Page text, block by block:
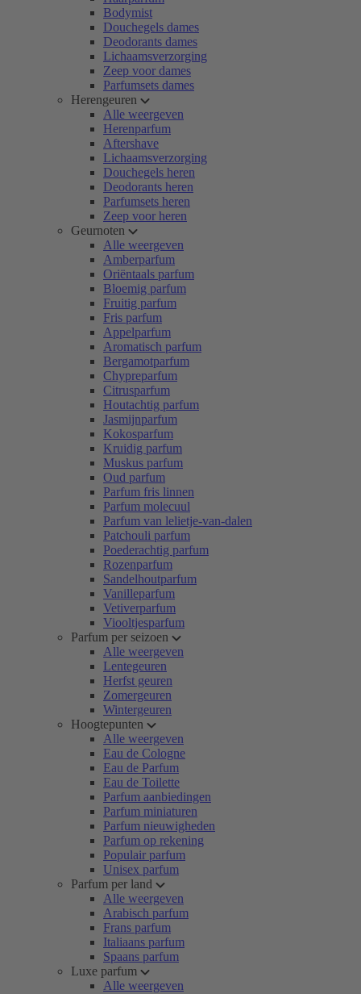
Bodymist
Douchegels dames
Deodorants dames
Lichaamsverzorging
Zeep voor dames
Parfumsets dames
Herengeuren
Alle weergeven
Herenparfum
Aftershave
Lichaamsverzorging
Douchegels heren
Deodorants heren
Parfumsets heren
Zeep voor heren
Geurnoten
Alle weergeven
Amberparfum
Oriëntaals parfum
Bloemig parfum
Fruitig parfum
Fris parfum
Appelparfum
Aromatisch parfum
Bergamotparfum
Chypreparfum
Citrusparfum
Houtachtig parfum
Jasmijnparfum
Kokosparfum
Kruidig parfum
Muskus parfum
Oud parfum
Parfum fris linnen
Parfum molecuul
Parfum van lelietje-van-dalen
Patchouli parfum
Poederachtig parfum
Rozenparfum
Sandelhoutparfum
Vanilleparfum
Vetiverparfum
Viooltjesparfum
Parfum per seizoen
Alle weergeven
Lentegeuren
Herfst geuren
Zomergeuren
Wintergeuren
Hoogtepunten
Alle weergeven
Eau de Cologne
Eau de Parfum
Eau de Toilette
Parfum aanbiedingen
Parfum miniaturen
Parfum nieuwigheden
Parfum op rekening
Populair parfum
Unisex parfum
Parfum per land
Alle weergeven
Arabisch parfum
Frans parfum
Italiaans parfum
Spaans parfum
Luxe parfum
Alle weergeven